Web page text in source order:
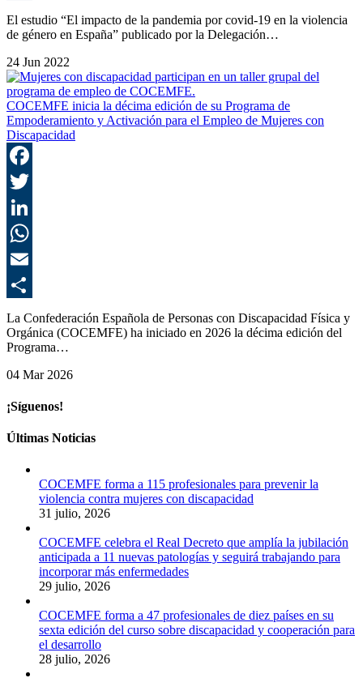
El estudio “El impacto de la pandemia por covid-19 en la violencia
de género en España” publicado por la Delegación…
24 Jun 2022
COCEMFE inicia la décima edición de su Programa de
Empoderamiento y Activación para el Empleo de Mujeres con
Discapacidad
La Confederación Española de Personas con Discapacidad Física y
Orgánica (COCEMFE) ha iniciado en 2026 la décima edición del
Programa…
04 Mar 2026
¡Síguenos!
Últimas Noticias
COCEMFE forma a 115 profesionales para prevenir la
violencia contra mujeres con discapacidad
31 julio, 2026
COCEMFE celebra el Real Decreto que amplía la jubilación
anticipada a 11 nuevas patologías y seguirá trabajando para
incorporar más enfermedades
29 julio, 2026
COCEMFE forma a 47 profesionales de diez países en su
sexta edición del curso sobre discapacidad y cooperación para
el desarrollo
28 julio, 2026